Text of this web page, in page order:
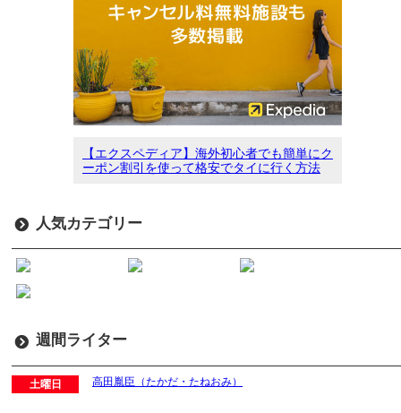
【エクスペディア】海外初心者でも簡単にク
ーポン割引を使って格安でタイに行く方法
人気カテゴリー
週間ライター
土曜日 高田胤臣（たかだ・たねおみ）